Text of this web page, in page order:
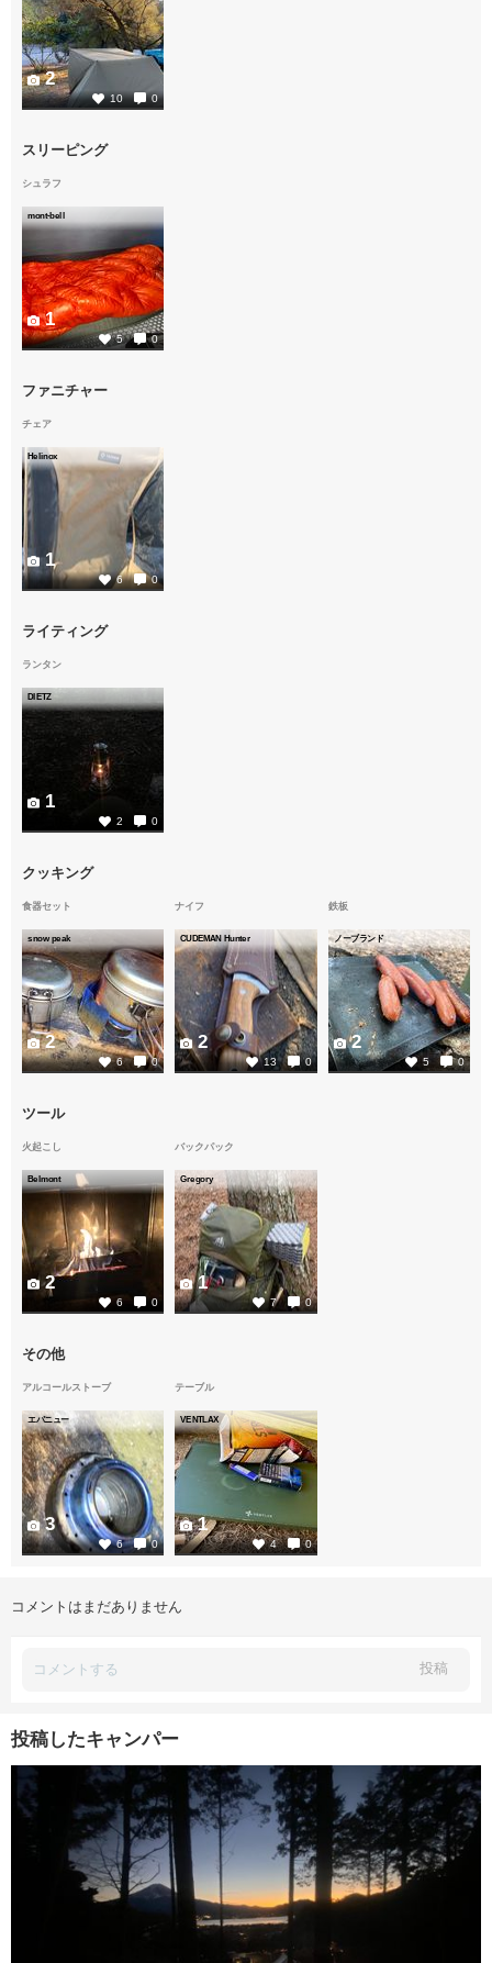
10 0
2
スリーピング
シュラフ
mont-bell
5 0
1
ファニチャー
チェア
Helinox
6 0
1
ライティング
ランタン
DIETZ
2 0
1
クッキング
食器セット
snow peak
6 0
2
ナイフ
CUDEMAN Hunter
13 0
2
鉄板
ノーブランド
5 0
2
ツール
火起こし
Belmont
6 0
2
バックパック
Gregory
7 0
1
その他
アルコールストーブ
エバニュー
6 0
3
テーブル
VENTLAX
4 0
1
コメントはまだありません
投稿
投稿したキャンパー